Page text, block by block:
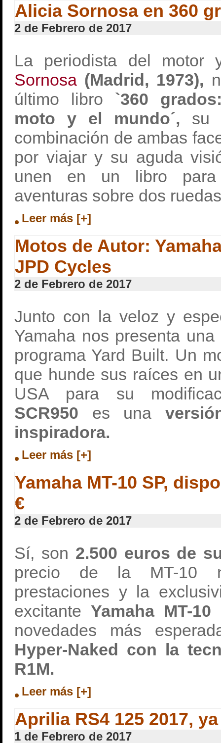
Alicia Sornosa en 360
2 de Febrero de 2017
La periodista del motor
Sornosa (Madrid, 1973),
último libro `360
moto y el mundo´, su
combinación de ambas
por viajar y su aguda
unen en un libro
aventuras sobre dos
Leer más [+]
Motos de Autor:
JPD Cycles
2 de Febrero de 2017
Junto con la veloz y
Yamaha nos presenta
programa Yard Built. Un
que hunde sus raíces en
USA para su
SCR950 es una
inspiradora.
Leer más [+]
Yamaha MT-10 SP,
€
2 de Febrero de 2017
Sí, son 2.500 euros de
precio de la MT-10
prestaciones y la
excitante Yamaha MT-10
novedades más
Hyper-Naked con la
R1M.
Leer más [+]
Aprilia RS4 125 2017,
1 de Febrero de 2017